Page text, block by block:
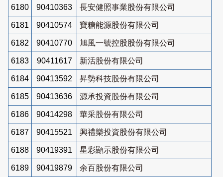
6180 90410363 長安健照事業股份有限公司
6181 90410574 寶糖能源股份有限公司
6182 90410770 旭風一號控股股份有限公司
6183 90411617 新活股份有限公司
6184 90413592 昇勢科技股份有限公司
6185 90413636 源承投資股份有限公司
6186 90414298 華采股份有限公司
6187 90415521 興禮樂投資股份有限公司
6188 90419391 星彩顯示股份有限公司
6189 90419879 余百股份有限公司